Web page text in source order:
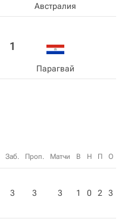
Австралия
1
Парагвай
Заб. Проп. Матчи В Н П О
3 3 3 1 0 2 3